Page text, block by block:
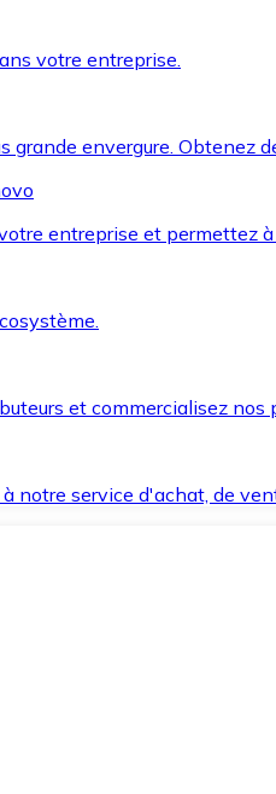
votre entreprise.
grande envergure. Obtenez
entreprise et permettez
et commercialisez nos
notre service d'achat, de